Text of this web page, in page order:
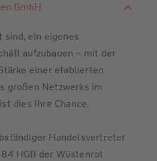
GmbH
sind, ein eigenes
aufzubauen – mit der
einer etablierten
großen Netzwerks im
dies Ihre Chance.
Handelsvertreter
HGB der Wüstenrot